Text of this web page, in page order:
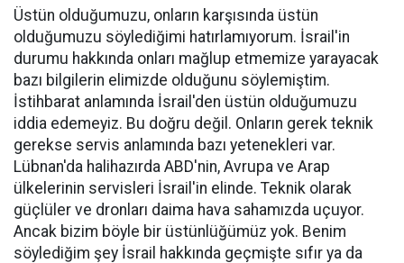
Üstün olduğumuzu, onların karşısında üstün
olduğumuzu söylediğimi hatırlamıyorum. İsrail'in
durumu hakkında onları mağlup etmemize yarayacak
bazı bilgilerin elimizde olduğunu söylemiştim.
İstihbarat anlamında İsrail'den üstün olduğumuzu
iddia edemeyiz. Bu doğru değil. Onların gerek teknik
gerekse servis anlamında bazı yetenekleri var.
Lübnan'da halihazırda ABD'nin, Avrupa ve Arap
ülkelerinin servisleri İsrail'in elinde. Teknik olarak
güçlüler ve dronları daima hava sahamızda uçuyor.
Ancak bizim böyle bir üstünlüğümüz yok. Benim
söylediğim şey İsrail hakkında geçmişte sıfır ya da